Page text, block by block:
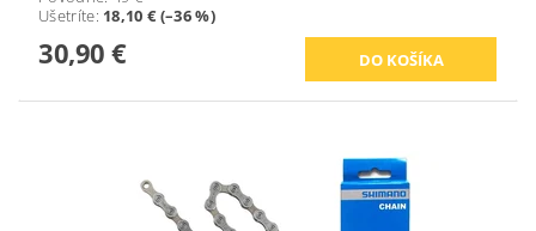
Ušetríte: 18,10 € (–36 %)
30,90 €